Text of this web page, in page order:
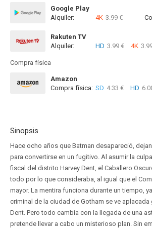
Google Play
Alquiler:
4K 3.99 €
Rakuten TV
Alquiler:
HD 3.99 € 4K
Compra física
Amazon
Compra física: SD 4.33 € HD
Sinopsis
Hace ocho años que Batman desapareció,
para convertirse en un fugitivo. Al asumir la
fiscal del distrito Harvey Dent, el Caballero
todo por lo que consideraba, al igual que el
mayor. La mentira funciona durante un tiempo,
criminal de la ciudad de Gotham se ve aplacada
Dent. Pero todo cambia con la llegada de una
pretende llevar a cabo un misterioso plan. Sin